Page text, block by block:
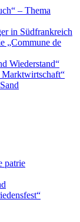
– Thema
in Südfrankreich
„Commune de
Wiederstand“
Marktwirtschaft“
patrie